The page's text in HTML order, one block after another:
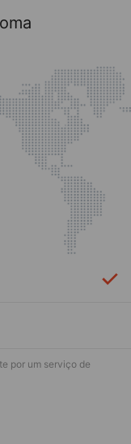
login
por um serviço de